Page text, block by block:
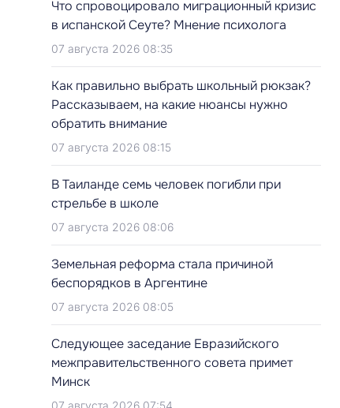
Что спровоцировало миграционный кризис
в испанской Сеуте? Мнение психолога
07 августа 2026 08:35
Как правильно выбрать школьный рюкзак?
Рассказываем, на какие нюансы нужно
обратить внимание
07 августа 2026 08:15
В Таиланде семь человек погибли при
стрельбе в школе
07 августа 2026 08:06
Земельная реформа стала причиной
беспорядков в Аргентине
07 августа 2026 08:05
Следующее заседание Евразийского
межправительственного совета примет
Минск
07 августа 2026 07:54